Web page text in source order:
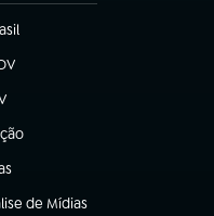
aba)
aba)
aba)
aba)
aba)
de Mídias